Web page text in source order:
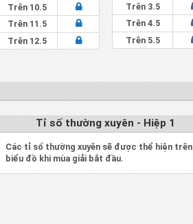
Trên 10.5
Trên 11.5
Trên 12.5
Trên 3.5
Trên 4.5
Trên 5.5
Tỉ số thường xuyên - Hiệp 1
Các tỉ số thường xuyên sẽ được thể hiện trên
biểu đồ khi mùa giải bắt đầu.